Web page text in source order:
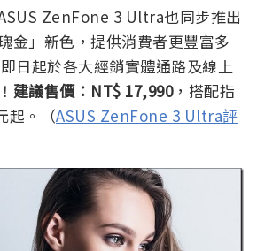
ZenFone 3 Ultra也同步推出
金」新色，提供消費者更豐富多
日起於各大經銷實體通路及線上
建議售價：NT$ 17,990，搭配指
起。（ASUS ZenFone 3 Ultra評